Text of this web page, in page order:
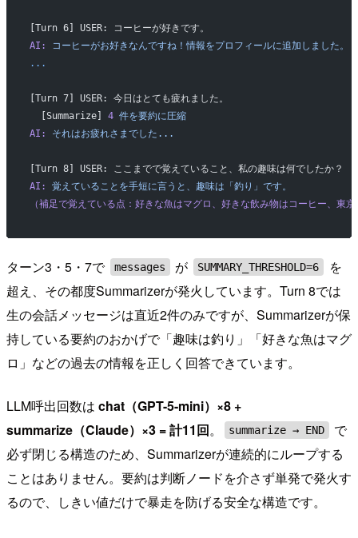
[Turn 6] USER: コーヒーが好きです。
AI:
コーヒーがお好きなんですね！情報をプロフィールに追加しました。
...
[Turn 7] USER: 今日はとても疲れました。
  [Summarize]
4 件を要約に圧縮
AI:
それはお疲れさまでした...
[Turn 8] USER: ここまでで覚えていること、私の趣味は何でしたか？
AI:
覚えていることを手短に言うと、趣味は「釣り」です。
（補足で覚えている点：好きな魚はマグロ、好きな飲み物はコーヒー、東
ターン3・5・7で messages が SUMMARY_THRESHOLD=6
を
超え、その都度Summarizerが発火しています。Turn 8では
生の会話メッセージは直近2件のみですが、Summarizerが保
持している要約のおかげで「趣味は釣り」「好きな魚はマグ
ロ」などの過去の情報を正しく回答できています。
LLM呼出回数は chat（GPT-5-mini）×8 +
summarize（Claude）×3 = 計11回。 summarize → END
で
必ず閉じる構造のため、Summarizerが連続的にループする
ことはありません。要約は判断ノードを介さず単発で発火す
るので、しきい値だけで暴走を防げる安全な構造です。